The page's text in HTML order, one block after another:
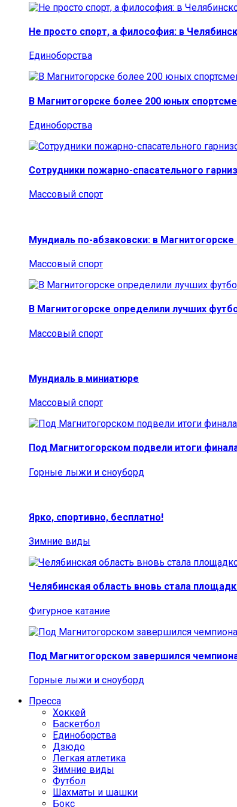
Не просто спорт, а философия: в
Единоборства
В Магнитогорске более 200 юных
Единоборства
Сотрудники пожарно-спасательного
Массовый спорт
Мундиаль по-абзаковски: в
Массовый спорт
В Магнитогорске определили лучших
Массовый спорт
Мундиаль в миниатюре
Массовый спорт
Под Магнитогорском подвели итоги
Горные лыжи и сноуборд
Ярко, спортивно, бесплатно!
Зимние виды
Челябинская область вновь стала
Фигурное катание
Под Магнитогорском завершился
Горные лыжи и сноуборд
Пресса
Хоккей
Баскетбол
Единоборства
Дзюдо
Легкая атлетика
Зимние виды
Футбол
Шахматы и шашки
Бокс